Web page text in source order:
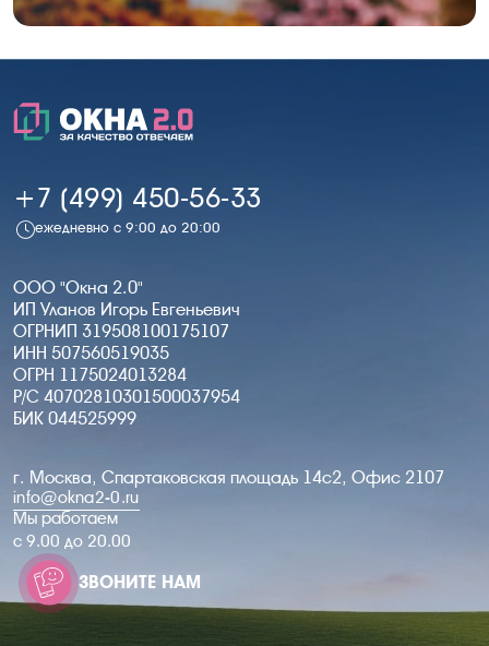
+7 (499) 450-56-33
ежедневно с 9:00 до 20:00
ООО "Окна 2.0"
ИП Уланов Игорь Евгеньевич
ОГРНИП 319508100175107
ИНН 507560519035
ОГРН 1175024013284
Р/С 40702810301500037954
БИК 044525999
г. Москва, Спартаковская площадь 14с2, Офис 2107
info@okna2-0.ru
Мы работаем
c 9.00 до 20.00
ЗВОНИТЕ НАМ